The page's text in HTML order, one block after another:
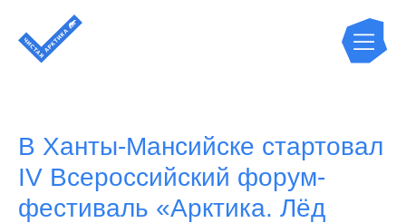
В Ханты-Мансийске стартовал
IV Всероссийский форум-
фестиваль «Арктика. Лёд